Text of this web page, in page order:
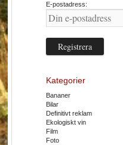
E-postadress:
Kategorier
Bananer
Bilar
Definitivt reklam
Ekologiskt vin
Film
Foto